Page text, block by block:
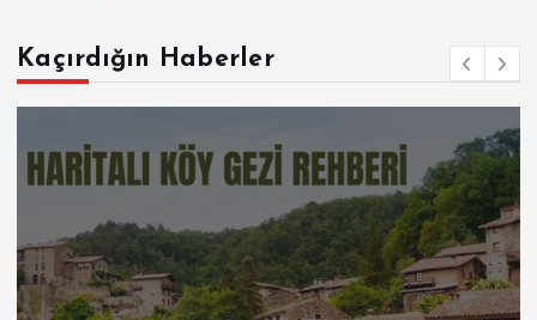
Kaçırdığın Haberler